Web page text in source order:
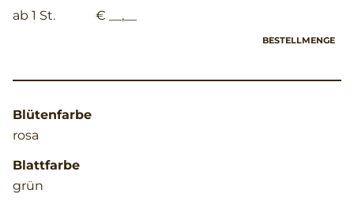
ab 1 St.
€ __,__
BESTELLMENGE
Blütenfarbe
rosa
Blattfarbe
grün